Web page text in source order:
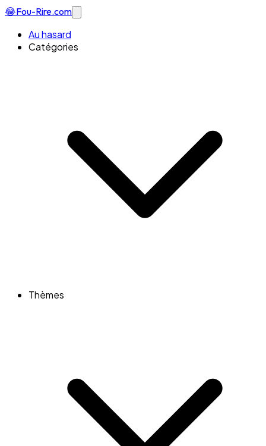
😂Fou-Rire.com
Au hasard
Catégories
Thèmes